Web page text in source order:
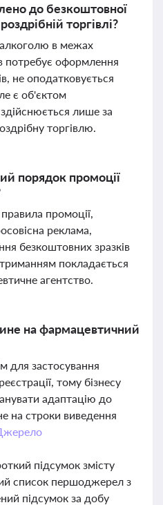
до безкоштовної
торгівлі?
в межах
потребує оформлення
не оподатковується
є об'єктом
лише за
торгівлю.
порядок промоції
промоції,
реклама,
безкоштовних зразків
покладається
агентство.
на фармацевтичний
для застосування
тому бізнесу
адаптацію до
на строки виведення
підсумок змісту
список першоджерел з
підсумок за добу